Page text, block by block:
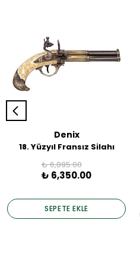
Denix
18. Yüzyıl Fransız Silahı
₺ 6,895.00
₺ 6,350.00
SEPETE EKLE